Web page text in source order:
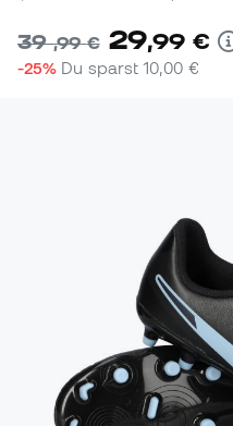
39,99 € 29,99 €
-25% Du sparst10,00 €